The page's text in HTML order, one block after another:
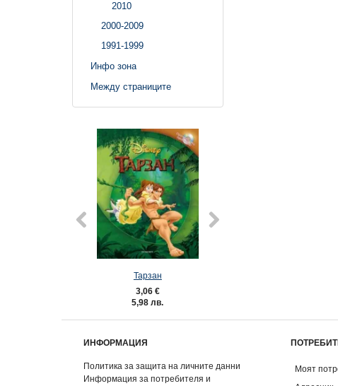
2010
2000-2009
1991-1999
Инфо зона
Между страниците
Тарзан
3,06 €
5,98 лв.
ИНФОРМАЦИЯ
Политика за защита на личните данни
Информация за потребителя и
Моят